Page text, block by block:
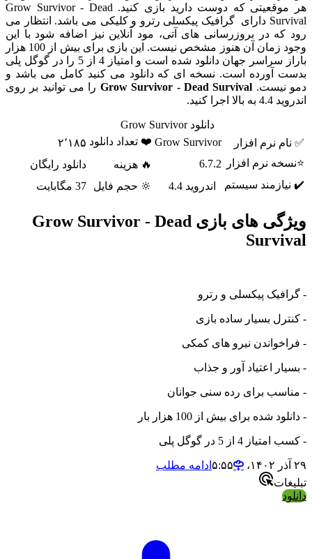
هر موقعیتی که دوست دارید بازی کنید. Grow Survivor - Dead
Survival دارای گرافیک پیکسلی رترو و کلیکی می باشد. انتظار می
رود که در بروزرسانی های آتی، مود آنلاین نیز اضافه شود با این
وجود زمان آن هنوز مشخص نیست. این بازی برای بیش از 100 هزار
باراز سراسر جهان دانلود شده است و امتیاز 4 از 5 را در گوگل پلی
بدست آورده است. نسخه ای که دانلود می کنید کامل می باشد و
دمو نیست. Grow Survivor - Dead Survival را می توانید بر روی
اندروید 4.4 به بالا اجرا کنید.
دانلود Grow Survivor
✅ نام نرم افزار
Grow Survivor ❤️ تعداد دانلود ۲٬۱۸۵
⭐نسخه نرم افزار
6.7.2 🔥 هزینه
دانلود رایگان
✔️ نیازمند سیستم
اندروید 4.4 🔆 حجم فایل 37 مگابایت
ویژگی های بازی Grow Survivor - Dead
Survival
- گرافیک پیکسلی و رترو
- کنترل بسیار ساده بازی
- فراخواندن نیرو های کمکی
- بسیار اعتیاد آور و جذاب
- مناسب برای رده سنی جوانان
- دانلود شده برای بیش از 100 هزار بار
- کسب امتیاز 4 از 5 در گوگل پلی
۲۹ آذر ۱۴۰۲،‏ ۵:۵۵
ادامه مطلب
تبلیغات
دانلود